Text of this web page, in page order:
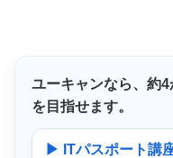
ユーキャンなら、 約4
を目指せます。
▶ ITパスポート講